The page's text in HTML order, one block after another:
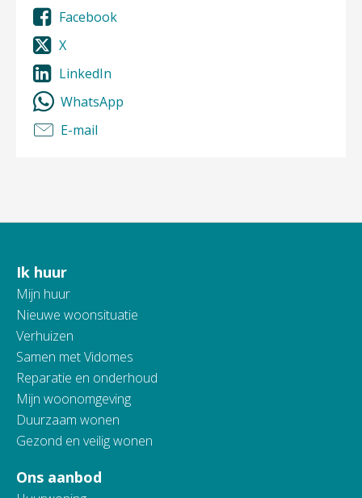
Facebook
X
LinkedIn
WhatsApp
E-mail
Contactinformatie
Ik huur
Mijn huur
Nieuwe woonsituatie
Verhuizen
Samen met Vidomes
Reparatie en onderhoud
Mijn woonomgeving
Duurzaam wonen
Gezond en veilig wonen
Ons aanbod